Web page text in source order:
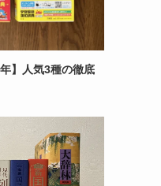
】人気3種の徹底